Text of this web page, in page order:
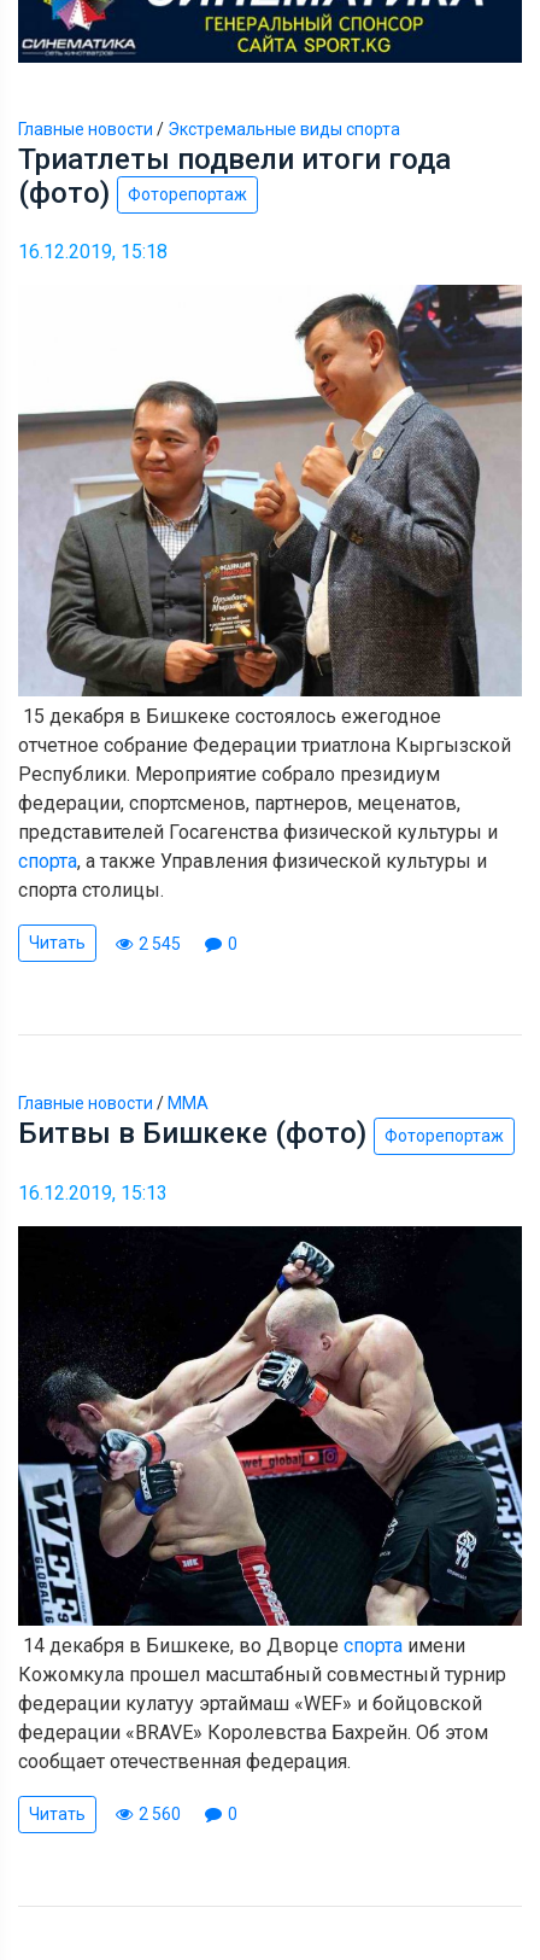
Главные новости / Экстремальные виды спорта
Триатлеты подвели итоги года
(фото)
Фоторепортаж
16.12.2019, 15:18
15 декабря в Бишкеке состоялось ежегодное
отчетное собрание Федерации триатлона Кыргызской
Республики. Мероприятие собрало президиум
федерации, спортсменов, партнеров, меценатов,
представителей Госагенства физической культуры и
спорта, а также Управления физической культуры и
спорта столицы.
Читать 2 545 0
Главные новости / ММА
Битвы в Бишкеке (фото) Фоторепортаж
16.12.2019, 15:13
14 декабря в Бишкеке, во Дворце спорта имени
Кожомкула прошел масштабный совместный турнир
федерации кулатуу эртаймаш «WEF» и бойцовской
федерации «BRAVE» Королевства Бахрейн. Об этом
сообщает отечественная федерация.
Читать 2 560 0